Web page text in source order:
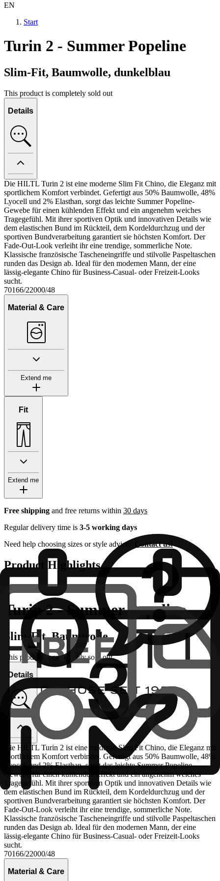
EN
Start
Turin 2 - Summer Popeline
Slim-Fit, Baumwolle, dunkelblau
This product is completely sold out
Details
Die HILTL Turin 2 ist eine moderne Slim Fit Chino, die Eleganz mit
sportlichem Komfort verbindet. Gefertigt aus 50% Baumwolle, 48%
Lyocell und 2% Elasthan, sorgt das leichte Summer Popeline-
Gewebe für einen kühlenden Effekt und ein angenehm weiches
Tragegefühl. Mit ihrer sportiven Optik und innovativen Details wie
dem elastischen Bund im Rückteil, dem Kordeldurchzug und der
sportiven Bundverarbeitung garantiert sie höchsten Komfort. Der
Fade-Out-Look verleiht ihr eine trendige, sommerliche Note.
Klassische französische Tascheneingriffe und stilvolle Paspeltaschen
runden das Design ab. Ideal für den modernen Mann, der eine
lässig-elegante Chino für Business-Casual- oder Freizeit-Looks
sucht.
70166/22000/48
Material & Care
Extend me
Fit
Extend me
Free shipping and free returns within 30 days
Regular delivery time is 3-5 working days
Need help choosing sizes or style advice?
Contact us!
Product Highlights
Turin 2 - Summer Popeline
Slim-Fit, Baumwolle
This product is completely sold out
Details
Die HILTL Turin 2 ist eine moderne Slim Fit Chino, die Eleganz mit
sportlichem Komfort verbindet. Gefertigt aus 50% Baumwolle, 48%
Lyocell und 2% Elasthan, sorgt das leichte Summer Popeline-
Gewebe für einen kühlenden Effekt und ein angenehm weiches
Tragegefühl. Mit ihrer sportiven Optik und innovativen Details wie
dem elastischen Bund im Rückteil, dem Kordeldurchzug und der
sportiven Bundverarbeitung garantiert sie höchsten Komfort. Der
Fade-Out-Look verleiht ihr eine trendige, sommerliche Note.
Klassische französische Tascheneingriffe und stilvolle Paspeltaschen
runden das Design ab. Ideal für den modernen Mann, der eine
lässig-elegante Chino für Business-Casual- oder Freizeit-Looks
sucht.
70166/22000/48
Material & Care